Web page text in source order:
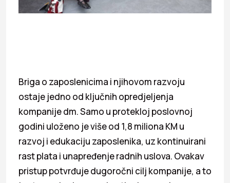
Briga o zaposlenicima i njihovom razvoju
ostaje jedno od ključnih opredjeljenja
kompanije dm. Samo u protekloj poslovnoj
godini uloženo je više od 1,8 miliona KM u
razvoj i edukaciju zaposlenika, uz kontinuirani
rast plata i unapređenje radnih uslova. Ovakav
pristup potvrđuje dugoročni cilj kompanije, a to